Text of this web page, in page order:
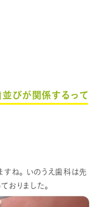
びが関係するって
ね。 いのうえ歯科は先
おりました。